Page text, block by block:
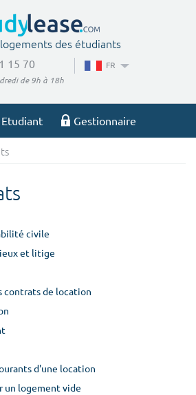
des étudiants
15 70
de 9h à 18h
FR
Etudiant Gestionnaire
recherche
€
Budget max
civile
et litige
contrats de location
d'une location
un logement vide